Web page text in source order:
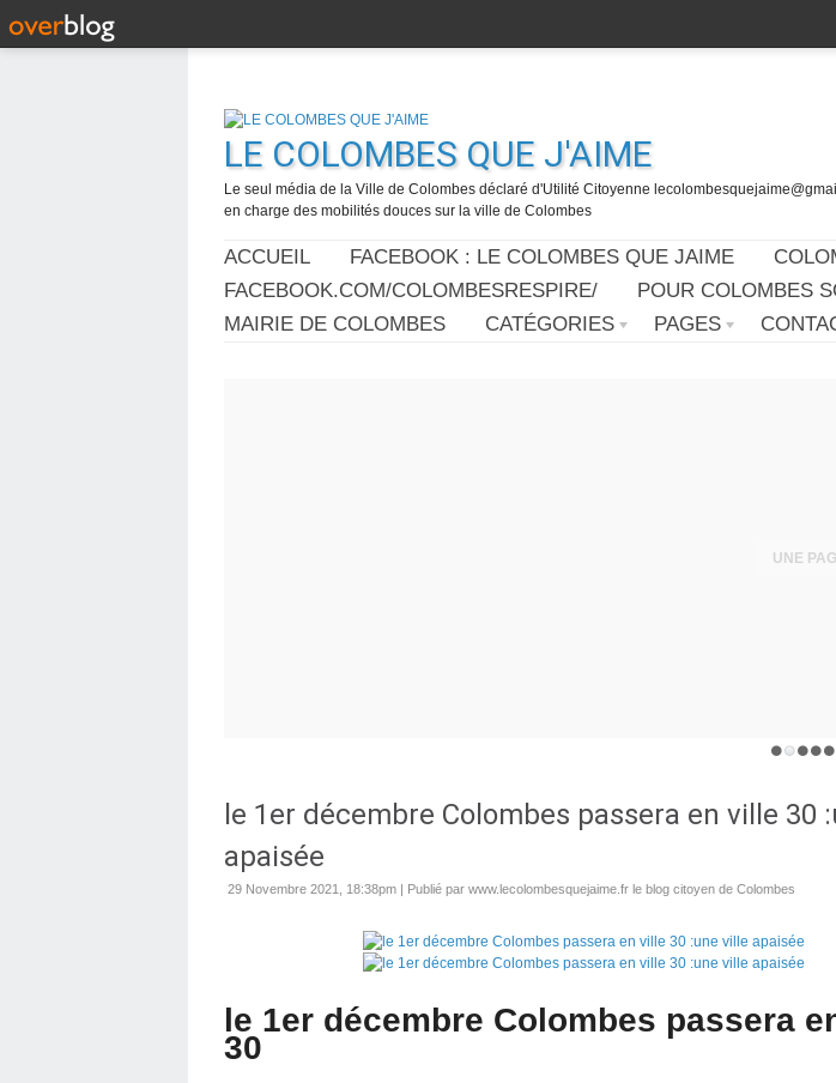
LE COLOMBES QUE J'AIME
Le seul média de la Ville de Colombes déclaré d'Utilité Citoyenne
en charge des mobilités douces sur la ville de Colombes
ACCUEIL FACEBOOK : LE COLOMBES QUE JAIME
FACEBOOK.COM/COLOMBESRESPIRE/
POUR COLOMBES
MAIRIE DE COLOMBES
CATÉGORIES PAGES
le 1er décembre Colombes passera en ville 30
apaisée
29 Novembre 2021, 18:38pm | Publié par www.lecolombesquejaime.fr le blog citoyen de Colombes
le 1er décembre Colombes passera
30